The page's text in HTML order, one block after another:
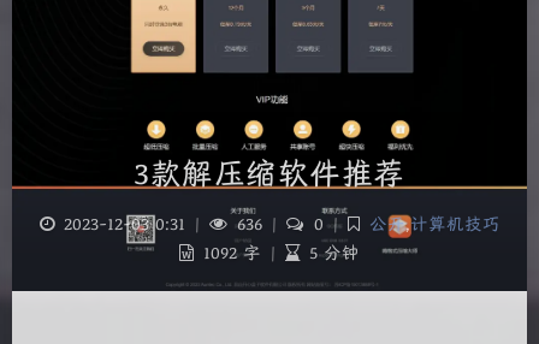
3款解压缩软件推荐
2023-12-03 0:31 | 636 | 0 | 公开,计算机技巧
1092 字 | 5 分钟